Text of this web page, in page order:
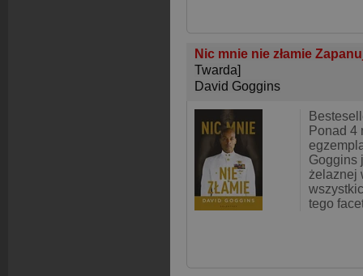
Nic mnie nie złamie
Twarda]
David Goggins
Ponad 4
Goggins
żelaznej
tego